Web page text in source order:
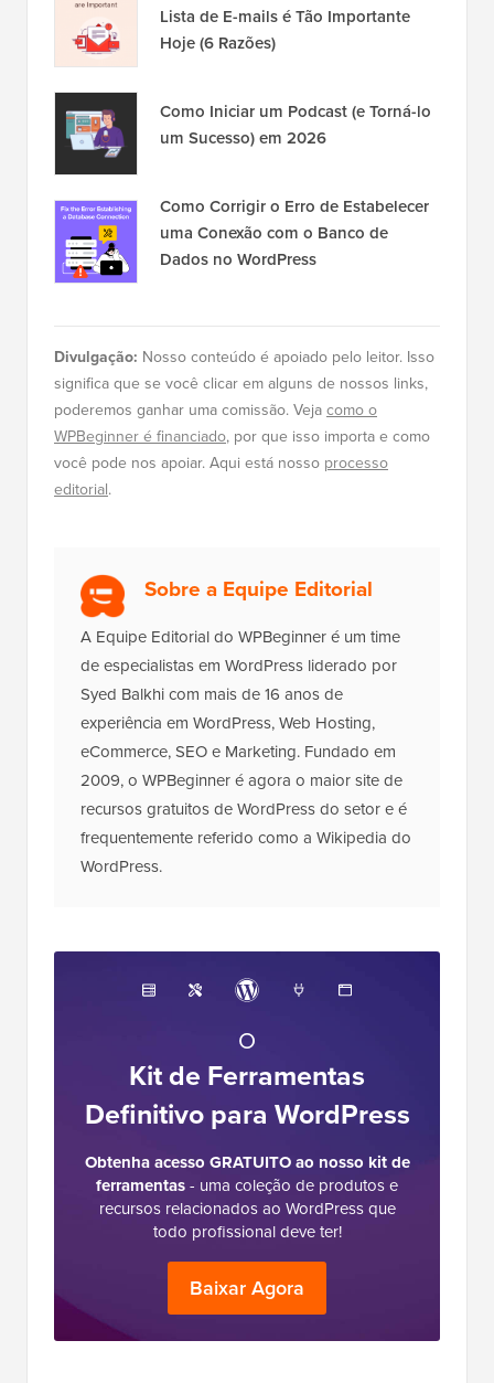
Lista de E-mails é Tão Importante
Hoje (6 Razões)
Como Iniciar um Podcast (e Torná-lo
um Sucesso) em 2026
Como Corrigir o Erro de Estabelecer
uma Conexão com o Banco de
Dados no WordPress
Divulgação: Nosso conteúdo é apoiado pelo leitor. Isso
significa que se você clicar em alguns de nossos links,
poderemos ganhar uma comissão. Vejacomo o
WPBeginner é financiado, por que isso importa e como
você pode nos apoiar. Aqui está nosso processo
editorial.
Sobre a Equipe Editorial
A Equipe Editorial do WPBeginner é um time
de especialistas em WordPress liderado por
Syed Balkhi com mais de 16 anos de
experiência em WordPress, Web Hosting,
eCommerce, SEO e Marketing. Fundado em
2009, o WPBeginner é agora o maior site de
recursos gratuitos de WordPress do setor e é
frequentemente referido como a Wikipedia do
WordPress.
O
Kit de Ferramentas
Definitivo para WordPress
Obtenha acesso GRATUITO ao nosso kit de
ferramentas- uma coleção de produtos e
recursos relacionados ao WordPress que
todo profissional deve ter!
Baixar Agora